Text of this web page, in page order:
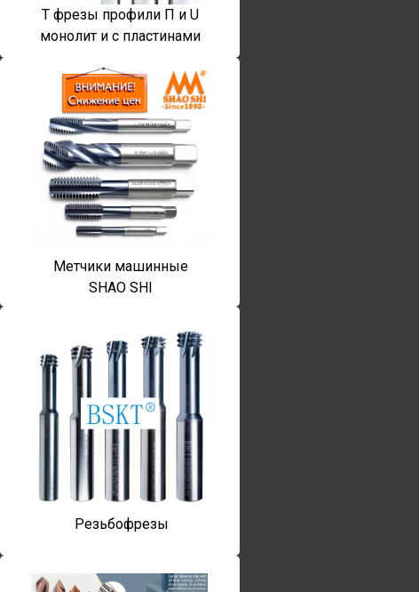
T фрезы профили П и U
монолит и с пластинами
Метчики машинные
SHAO SHI
Резьбофрезы